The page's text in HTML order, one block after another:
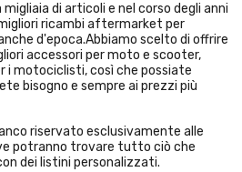
di articoli e nel corso degli anni
ricambi aftermarket per
d'epoca.Abbiamo scelto di offrire
accessori per moto e scooter,
i motociclisti, così che possiate
bisogno e sempre ai prezzi più
riservato esclusivamente alle
potranno trovare tutto ciò che
dei listini personalizzati.